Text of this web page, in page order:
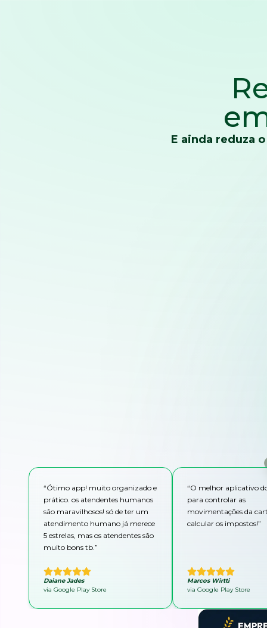
E ainda reduza
“Ótimo app! muito organizado e
prático. os atendentes humanos
são maravilhosos! só de ter um
atendimento humano já merece
5 estrelas, mas os atendentes são
muito bons tb.”
Daiane Jades
via Google Play Store
“O melhor aplicativo
para controlar as
movimentações da
calcular os impostos!”
Marcos Wirtti
via Google Play Store